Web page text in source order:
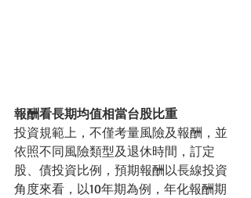
報酬看長期均值相當台股比重
投資規範上，不僅考量風險及報酬，並
依照不同風險類型及退休時間，訂定
股、債投資比例，預期報酬以長線投資
角度來看，以10年期為例，年化報酬期